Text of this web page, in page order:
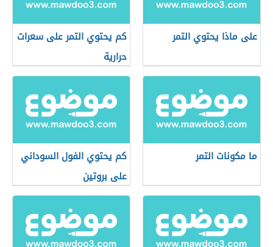
على ماذا يحتوي التمر
كم يحتوي التمر على سعرات
حرارية
ما مكونات التمر
كم يحتوي الفول السوداني
على بروتين